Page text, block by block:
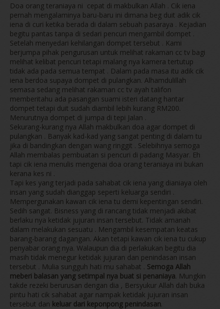
Doa orang teraniaya ni cepat di makbulkan Allah . Cik iena
pernah mengalaminya baru-baru ini dimana beg duit adik cik
iena di curi ketika berada di dalam sebuah pasaraya . Kejadian
begitu pantas tanpa di sedari pencuri mengambil dompet .
Setelah menyedari kehilangan dompet tersebut . Kami
berjumpa pihak pengurusan untuk melihat rakaman cc tv bagi
melihat kelibat pencuri tetapi malang nya kamera tertutup
tidak ada pada semua tempat . Dalam pada masa itu adik cik
iena berdoa supaya dompet di pulangkan. Alhamdulillah
semasa sedang melihat rakaman cc tv ayah talifon
memberitahu ada pasangan suami isteri datang hantar
dompet tetapi duit sudah diambil lebih kurang RM200.
Menurutnya dompet di jumpa di tepi Jalan .
Sekurang-kurang nya Allah makbulkan doa agar dompet di
pulangkan . Banyak kad-kad yang sangat penting di dalam tu
jika di bandingkan dengan wang ringgit . Selebihnya semoga
Allah membalas pembuatan si pencuri di padang Masyar. Eh
tapi cik iena menulis mengenai doa orang teraniaya ini bukan
kerana kes ni .
Tapi kes yang terjadi pada sahabat cik iena yang dianiaya oleh
insan yang sudah dianggap seperti keluarga sendiri .
Mempergunakan kawan cik iena tu demi kepentingan sendiri.
Sedih sangat. Bisness yang di rancang tidak menjadi akibat
berlaku nya ketidak jujuran insan tersebut. Tidak amanah
dalam melakukan sesuatu . Mengambil kesempatan keatas
barang-barang dagangan. Akan tetapi kawan cik iena tu cukup
penyabar orang nya. Walaupun dia di perlakukan begitu dia
masih tidak menegur ketidak jujuran dan penindasan insan
tersebut . Mulia sungguh hati mu sahabat . Semoga Allah
meberi balasan yang setimpal nya buat si penaniaya. Mungkin
takde rezeki berurusan dengan dia , Bersyukur Allah dah buka
pintu hati cik sahabat agar nampak ketidak jujuran insan
tersebut dan keluar dari keponpong penindasan.